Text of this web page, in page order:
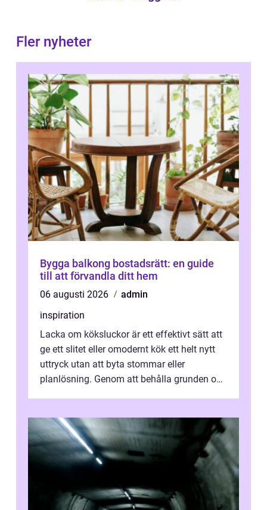
Fler nyheter
Bygga balkong bostadsrätt: en guide
till att förvandla ditt hem
06 augusti 2026
admin
inspiration
Lacka om köksluckor är ett effektivt sätt att
ge ett slitet eller omodernt kök ett helt nytt
uttryck utan att byta stommar eller
planlösning. Genom att behålla grunden och